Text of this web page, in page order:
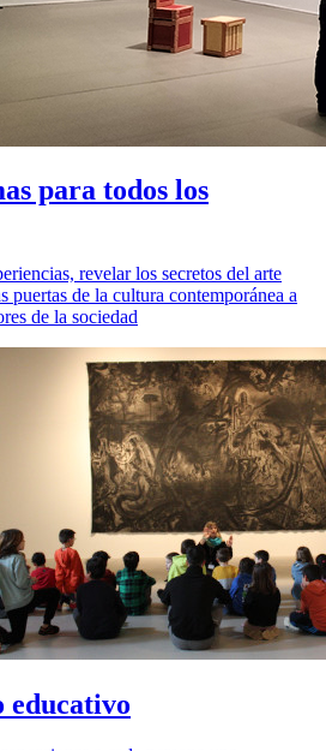
para todos los
revelar los secretos del arte
puertas de la cultura contemporánea a
de la sociedad
educativo